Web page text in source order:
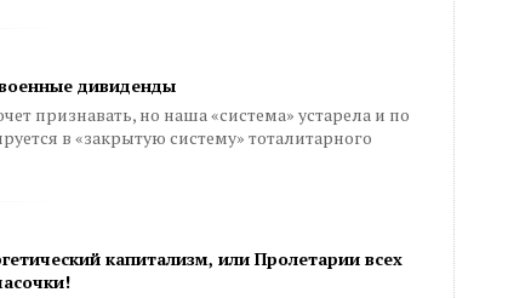
дивиденды
признавать, но наша «система» устарела и по
в «закрытую систему» тоталитарного
капитализм, или Пролетарии всех